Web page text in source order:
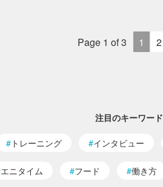
Page 1 of 3 1 2
注目のキーワード
トレーニング インタビュー
エニタイム フード 働き方